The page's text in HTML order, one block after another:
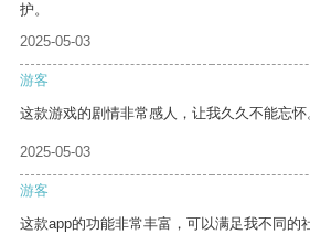
护。
2025-05-03
游客
这款游戏的剧情非常感人，让我久久不能忘怀
2025-05-03
游客
这款app的功能非常丰富，可以满足我不同的